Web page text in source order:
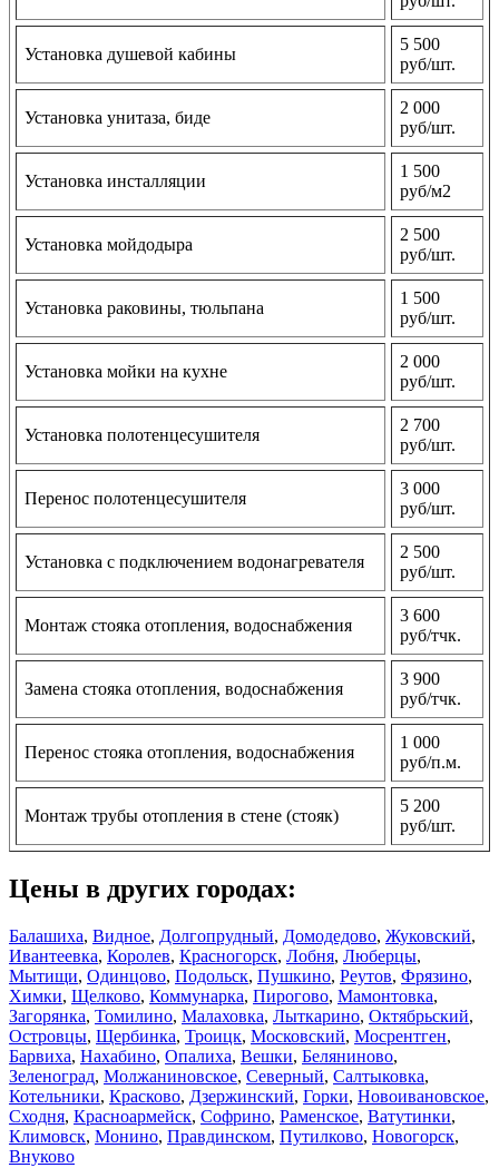
Установка душевой кабины
5 500
руб/шт.
Установка унитаза, биде
2 000
руб/шт.
Установка инсталляции
1 500
руб/м2
Установка мойдодыра
2 500
руб/шт.
Установка раковины, тюльпана
1 500
руб/шт.
Установка мойки на кухне
2 000
руб/шт.
Установка полотенцесушителя
2 700
руб/шт.
Перенос полотенцесушителя
3 000
руб/шт.
Установка с подключением водонагревателя
2 500
руб/шт.
Монтаж стояка отопления, водоснабжения
3 600
руб/тчк.
Замена стояка отопления, водоснабжения
3 900
руб/тчк.
Перенос стояка отопления, водоснабжения
1 000
руб/п.м.
Монтаж трубы отопления в стене (стояк)
5 200
руб/шт.
Цены в других городах:
Балашиха, Видное, Долгопрудный, Домодедово, Жуковский,
Ивантеевка, Королев, Красногорск, Лобня, Люберцы,
Мытищи, Одинцово, Подольск, Пушкино, Реутов, Фрязино,
Химки, Щелково, Коммунарка, Пирогово, Мамонтовка,
Загорянка, Томилино, Малаховка, Лыткарино, Октябрьский,
Островцы, Щербинка, Троицк, Московский, Мосрентген,
Барвиха, Нахабино, Опалиха, Вешки, Беляниново,
Зеленоград, Молжаниновское, Северный, Салтыковка,
Котельники, Красково, Дзержинский, Горки, Новоивановское,
Сходня, Красноармейск, Софрино, Раменское, Ватутинки,
Климовск, Монино, Правдинском, Путилково, Новогорск,
Внуково